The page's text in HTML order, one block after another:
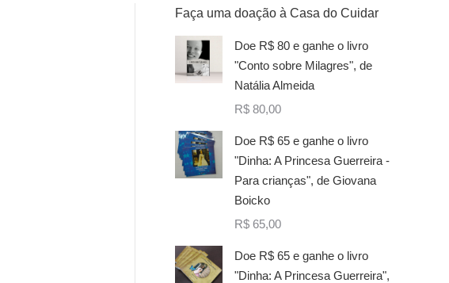
Faça uma doação à Casa do Cuidar
Doe R$ 80 e ganhe o livro
"Conto sobre Milagres", de
Natália Almeida
R$ 80,00
Doe R$ 65 e ganhe o livro
"Dinha: A Princesa Guerreira -
Para crianças", de Giovana
Boicko
R$ 65,00
Doe R$ 65 e ganhe o livro
"Dinha: A Princesa Guerreira",